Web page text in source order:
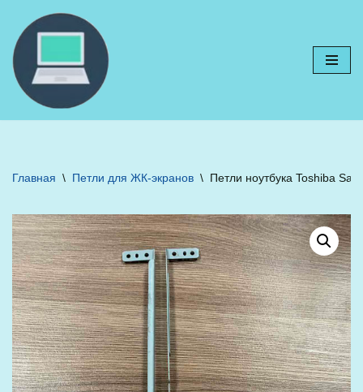
Перейти
к
содержимому
Главная \ Петли для ЖК-экранов \ Петли ноутбука Toshiba